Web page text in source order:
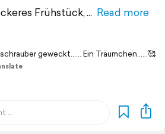
Frühstück,
Read more
geweckt...... Ein Träumchen......🥰